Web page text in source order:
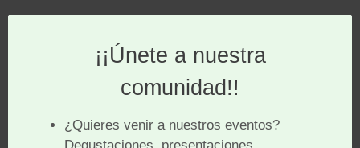
Patrocinadores